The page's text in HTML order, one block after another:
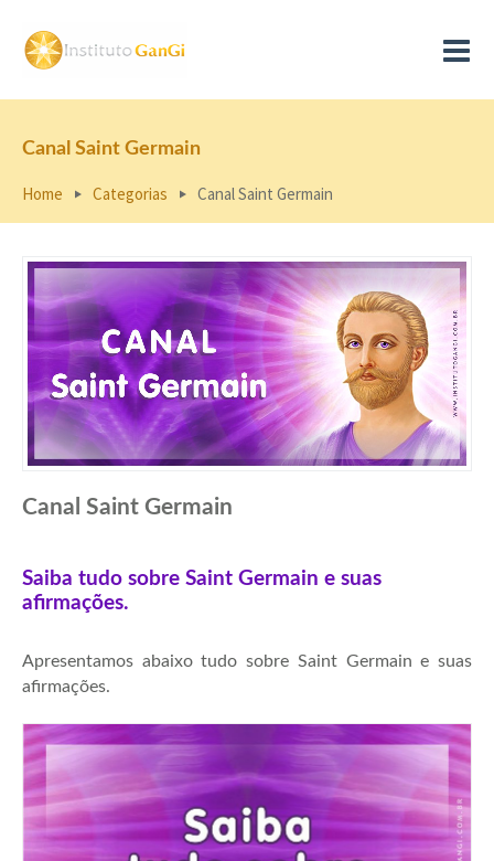
Canal Saint Germain
Home Categorias Canal Saint Germain
Canal Saint Germain
Saiba tudo sobre Saint Germain e suas
afirmações.
Apresentamos abaixo tudo sobre Saint Germain e suas
afirmações.